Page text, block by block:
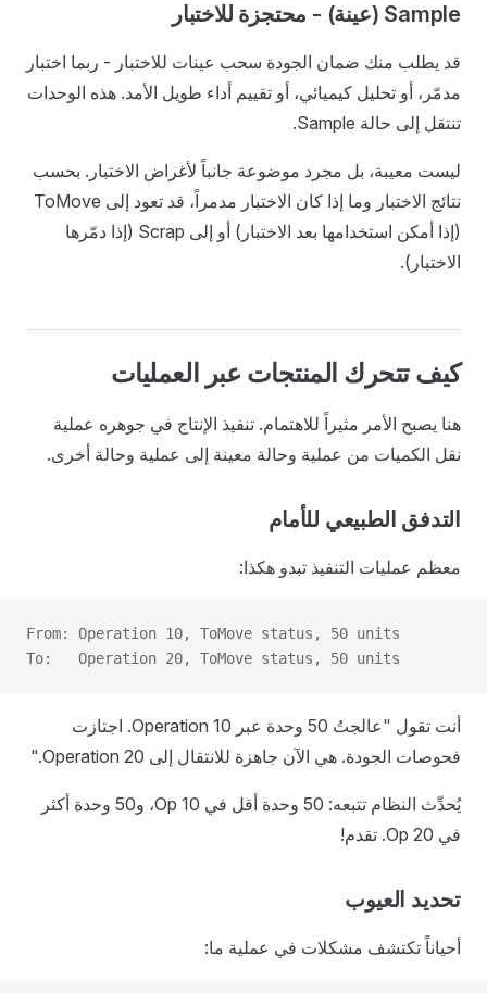
Sample (عينة) - محتجزة للاختبار
قد يطلب منك ضمان الجودة سحب عينات للاختبار - ربما اختبار
مدمّر، أو تحليل كيميائي، أو تقييم أداء طويل الأمد. هذه الوحدات
تنتقل إلى حالة Sample.
ليست معيبة، بل مجرد موضوعة جانباً لأغراض الاختبار. بحسب
نتائج الاختبار وما إذا كان الاختبار مدمراً، قد تعود إلى ToMove
(إذا أمكن استخدامها بعد الاختبار) أو إلى Scrap (إذا دمّرها
الاختبار).
كيف تتحرك المنتجات عبر العمليات
هنا يصبح الأمر مثيراً للاهتمام. تنفيذ الإنتاج في جوهره عملية
نقل الكميات من عملية وحالة معينة إلى عملية وحالة أخرى.
التدفق الطبيعي للأمام
معظم عمليات التنفيذ تبدو هكذا:
From: Operation 10, ToMove status, 50 units
To:   Operation 20, ToMove status, 50 units
أنت تقول "عالجتُ 50 وحدة عبر Operation 10. اجتازت
فحوصات الجودة. هي الآن جاهزة للانتقال إلى Operation 20."
يُحدِّث النظام تتبعه: 50 وحدة أقل في Op 10، و50 وحدة أكثر
في Op 20. تقدم!
تحديد العيوب
أحياناً تكتشف مشكلات في عملية ما: